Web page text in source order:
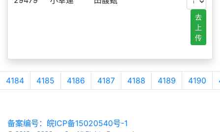
去
上
传
4184 4185 4186 4187 4188 4189 4190
备案编号：皖ICP备15020540号-1